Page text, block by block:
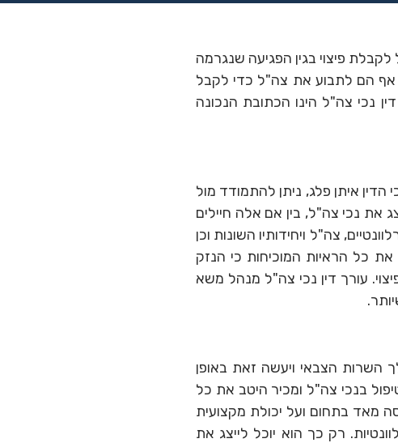
פיצוי בגין הפגיעה שנגרמה
אף הם לתבוע את צה"ל כדי לקבל
נכי צה"ל הינו הכתובת הנכונה
הדין איתן פלג, ניתן להתמודד מול
את נכי צה"ל, בין אם אלה חיילים
צה"ל ויחידותיו השונות וכן
כל הראיות המוכיחות כי הנזק
עורך דין נכי צה"ל מנהל משא
השרות הצבאי ויעשה זאת באופן
בנכי צה"ל ומכיר היטב את כל
מאד בתחום ועל יכולת מקצועית
רק כך הוא יוכל לייצג את